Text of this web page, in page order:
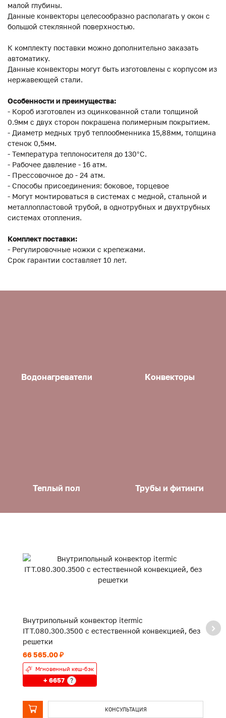
малой глубины.
Данные конвекторы целесообразно располагать у окон с
большой стеклянной поверхностью.
К комплекту поставки можно дополнительно заказать
автоматику.
Данные конвекторы могут быть изготовлены с корпусом из
нержавеющей стали.
Особенности и преимущества:
- Короб изготовлен из оцинкованной стали толщиной
0.9мм с двух сторон покрашена полимерным покрытием.
- Диаметр медных труб теплообменника 15,88мм, толщина
стенок 0,5мм.
- Температура теплоносителя до 130°C.
- Рабочее давление - 16 атм.
- Прессовочное до - 24 атм.
- Способы присоединения: боковое, торцевое
- Могут монтироваться в системах с медной, стальной и
металлопластовой трубой, в однотрубных и двухтрубных
системах отопления.
Комплект поставки:
- Регулировочные ножки с крепежами.
Срок гарантии составляет 10 лет.
Водонагреватели Конвекторы
Теплый пол Трубы и фитинги
Внутрипольный конвектор itermic
ITT.080.300.3500 с естественной конвекцией, без
решетки
66 565.00 ₽
Мгновенный кеш-бэк
+ 6657 ?
КОНСУЛЬТАЦИЯ